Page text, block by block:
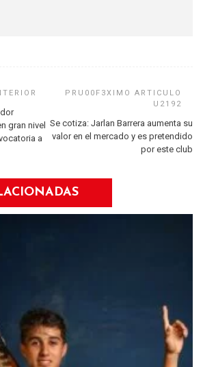
gran nivel
a
Se cotiza: Jarlan Barrera aumenta su
valor en el mercado y es pretendido
por este club